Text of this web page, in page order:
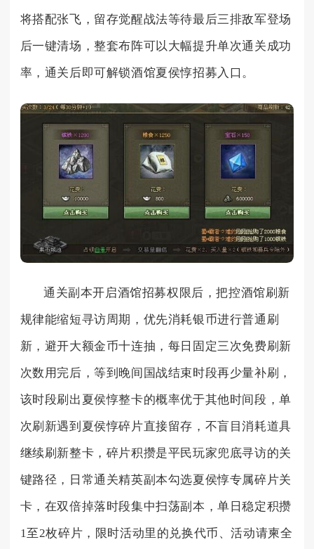
将搭配张飞，留存觉醒战法等待最后三排敌军登场
后一键清场，整套布阵可以大幅提升单次通关成功
率，通关后即可解锁酒馆夏侯惇招募入口。
通关副本开启酒馆招募权限后，把控酒馆刷新
规律能缩短寻访周期，优先消耗银币进行普通刷
新，避开大额金币十连抽，每日固定三次免费刷新
次数用完后，等到晚间国战结束时段再少量补刷，
该时段刷出夏侯惇整卡的概率优于其他时间段，单
次刷新遇到夏侯惇碎片直接留存，不盲目消耗道具
继续刷新整卡，碎片积攒是平民玩家兜底寻访的关
键路径，日常通关精英副本勾选夏侯惇专属碎片关
卡，在双倍掉落时段集中扫荡副本，单日稳定积攒
1至2枚碎片，限时活动里的兑换代币、活动请柬全